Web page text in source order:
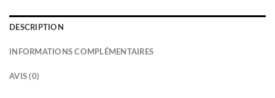
DESCRIPTION
INFORMATIONS COMPLÉMENTAIRES
AVIS (0)